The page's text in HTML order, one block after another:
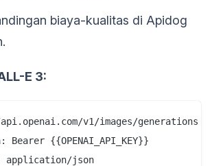
biaya-kualitas di Apidog
E 3:
v1/images/generations
{{OPENAI_API_KEY}}
application/json